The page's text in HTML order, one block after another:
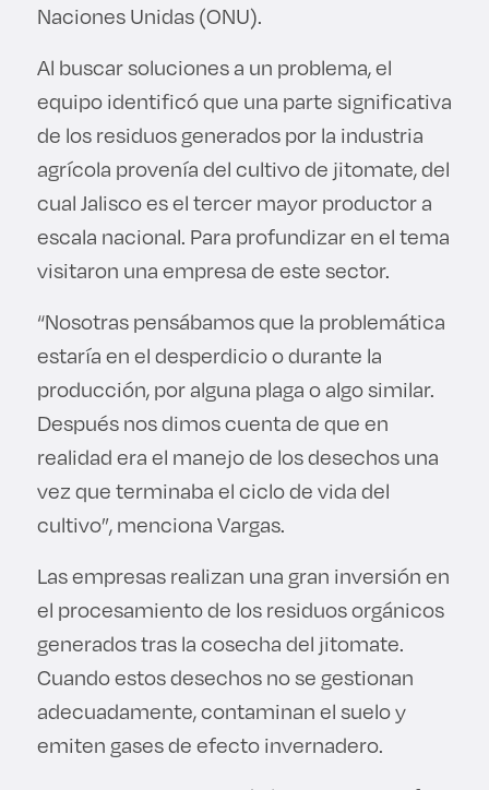
Naciones Unidas (ONU).
Al buscar soluciones a un problema, el
equipo identificó que una parte significativa
de los residuos generados por la industria
agrícola provenía del cultivo de jitomate, del
cual Jalisco es el tercer mayor productor a
escala nacional. Para profundizar en el tema
visitaron una empresa de este sector.
“Nosotras pensábamos que la problemática
estaría en el desperdicio o durante la
producción, por alguna plaga o algo similar.
Después nos dimos cuenta de que en
realidad era el manejo de los desechos una
vez que terminaba el ciclo de vida del
cultivo”, menciona Vargas.
Las empresas realizan una gran inversión en
el procesamiento de los residuos orgánicos
generados tras la cosecha del jitomate.
Cuando estos desechos no se gestionan
adecuadamente, contaminan el suelo y
emiten gases de efecto invernadero.